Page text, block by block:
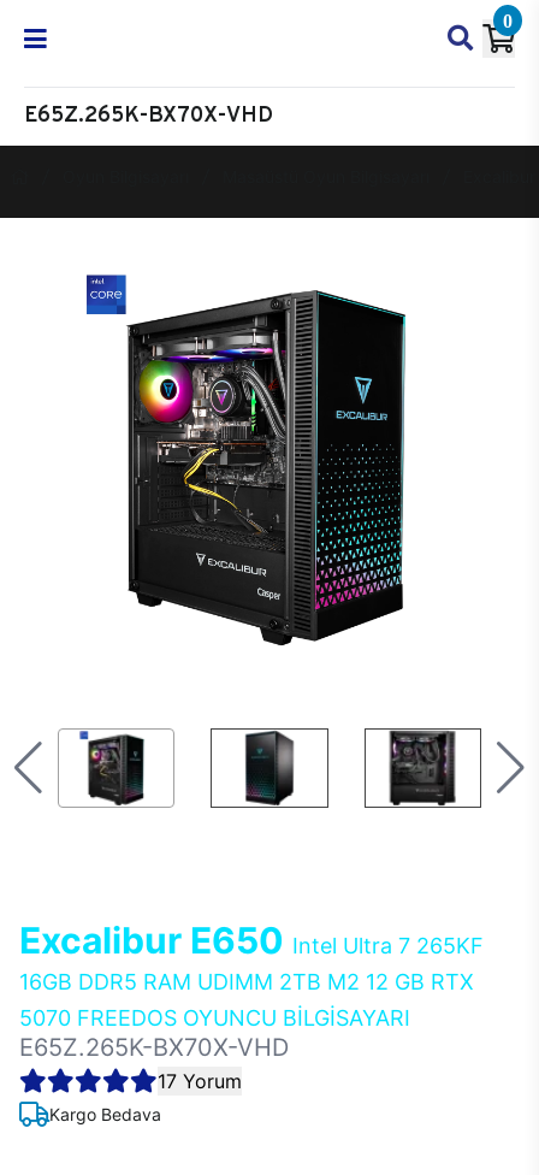
0
E65Z.265K-BX70X-VHD
Excalibur E650 Intel Ultra 7 265KF
16GB DDR5 RAM UDIMM 2TB M2 12 GB RTX
5070 FREEDOS OYUNCU BİLGİSAYARI
E65Z.265K-BX70X-VHD
17 Yorum
Kargo Bedava